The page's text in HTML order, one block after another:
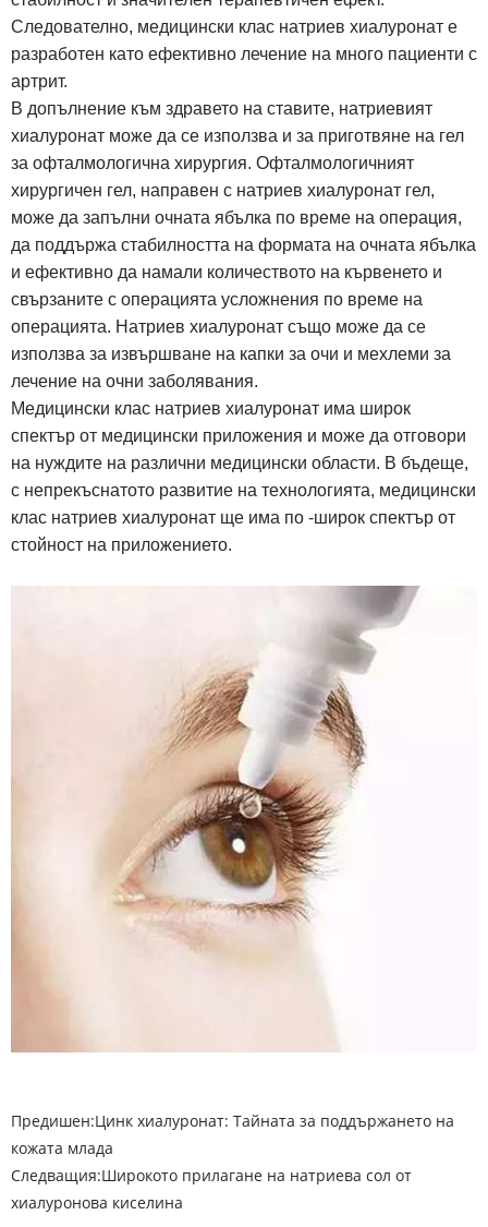
Следователно, медицински клас натриев хиалуронат е
разработен като ефективно лечение на много пациенти с
артрит.
В допълнение към здравето на ставите, натриевият
хиалуронат може да се използва и за приготвяне на гел
за офталмологична хирургия. Офталмологичният
хирургичен гел, направен с натриев хиалуронат гел,
може да запълни очната ябълка по време на операция,
да поддържа стабилността на формата на очната ябълка
и ефективно да намали количеството на кървенето и
свързаните с операцията усложнения по време на
операцията. Натриев хиалуронат също може да се
използва за извършване на капки за очи и мехлеми за
лечение на очни заболявания.
Медицински клас натриев хиалуронат има широк
спектър от медицински приложения и може да отговори
на нуждите на различни медицински области. В бъдеще,
с непрекъснатото развитие на технологията, медицински
клас натриев хиалуронат ще има по -широк спектър от
стойност на приложението.
Предишен:Цинк хиалуронат: Тайната за поддържането на
кожата млада
Следващия:Широкото прилагане на натриева сол от
хиалуронова киселина